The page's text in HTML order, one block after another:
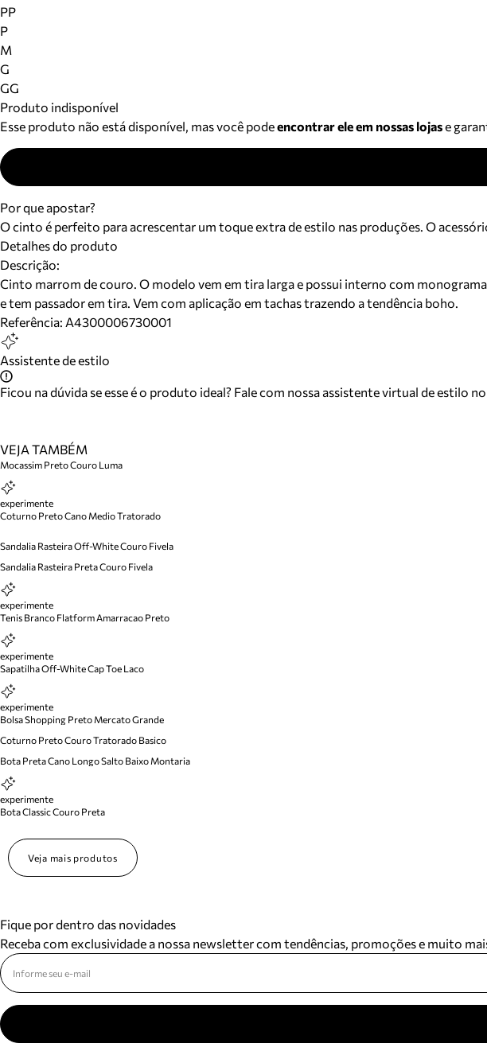
PP
P
M
G
GG
Produto indisponível
Esse produto não está disponível, mas você podeencontrar ele em nossas lojase
Por que apostar?
O cinto é perfeito para acrescentar um toque extra de estilo nas produções. O
Detalhes do produto
Descrição:
Cinto marrom de couro. O modelo vem em tira larga e possui interno com
e tem passador em tira. Vem com aplicação em tachas trazendo a tendência boho.
Referência: A4300006730001
Assistente de estilo
Ficou na dúvida se esse é o produto ideal? Fale com nossa assistente virtual de estilo
VEJA TAMBÉM
Mocassim Preto Couro Luma
experimente
Coturno Preto Cano Medio Tratorado
Sandalia Rasteira Off-White Couro Fivela
Sandalia Rasteira Preta Couro Fivela
experimente
Tenis Branco Flatform Amarracao Preto
experimente
Sapatilha Off-White Cap Toe Laco
experimente
Bolsa Shopping Preto Mercato Grande
Coturno Preto Couro Tratorado Basico
Bota Preta Cano Longo Salto Baixo Montaria
experimente
Bota Classic Couro Preta
Veja mais produtos
Fique por dentro das novidades
Receba com exclusividade a nossa newsletter com tendências, promoções e muito